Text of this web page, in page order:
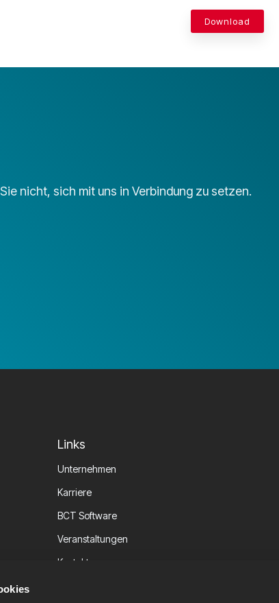
nicht, sich mit uns in Verbindung zu setzen.
Links
Unternehmen
Karriere
BCT Software
Veranstaltungen
Kontakt